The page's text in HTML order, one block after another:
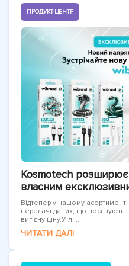
ПРОДУКТ-ЦЕНТР
Kosmotech розширює
власним
Відтепер у нашому
передачі даних, що поєднують
вигідну ціну.У лі...
ЧИТАТИ ДАЛІ